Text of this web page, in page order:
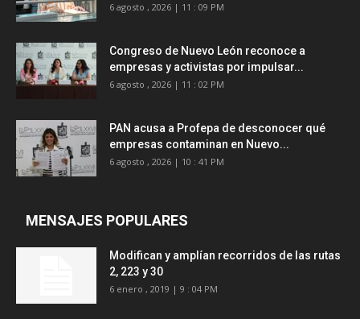
6 agosto , 2026 | 11 : 09 PM
Congreso de Nuevo León reconoce a
empresas y activistas por impulsar...
6 agosto , 2026 | 11 : 02 PM
PAN acusa a Profepa de desconocer qué
empresas contaminan en Nuevo...
6 agosto , 2026 | 10 : 41 PM
MENSAJES POPULARES
Modifican y amplían recorridos de las rutas
2, 223 y 30
6 enero , 2019 | 9 : 04 PM